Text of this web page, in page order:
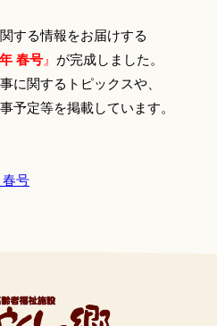
する情報をお届けする
春号』 が完成しました。
に関するトピックスや、
予定等を掲載しています。
号